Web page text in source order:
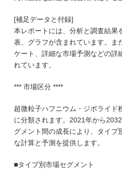
[補足データと付録]
本レポートには、分析と調査結果
表、グラフが含まれています。ま
ケート、詳細な市場予測などの詳
れています。
*** 市場区分 ****
超微粒子ハフニウム・ジボライド
に分類されます。2021年から
グメント間の成長により、タイプ
な計算と予測を提供します。
■タイプ別市場セグメント